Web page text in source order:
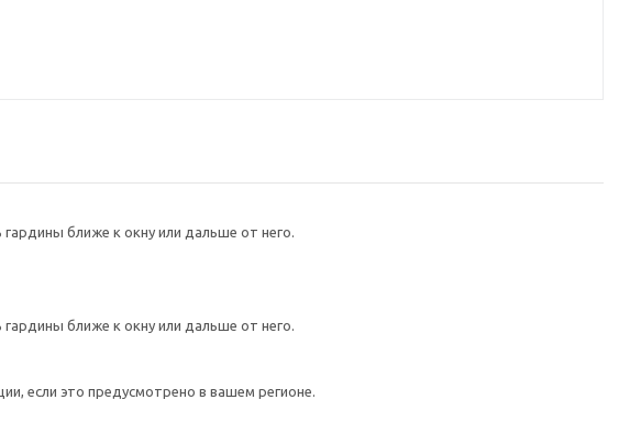
ближе к окну или дальше от него.
ближе к окну или дальше от него.
если это предусмотрено в вашем регионе.